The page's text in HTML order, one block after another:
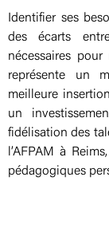
Identifier ses
des écarts
nécessaires
représente un
meilleure
un
fidélisation des
l’AFPAM à
pédagogiques